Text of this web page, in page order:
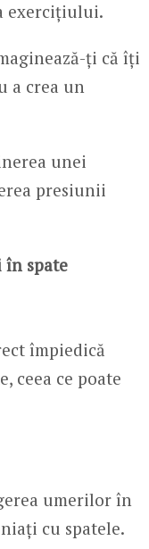
exercițiului.
ți că îți
a crea un
unei
presiunii
spate
împiedică
ceea ce poate
umerilor în
cu spatele.